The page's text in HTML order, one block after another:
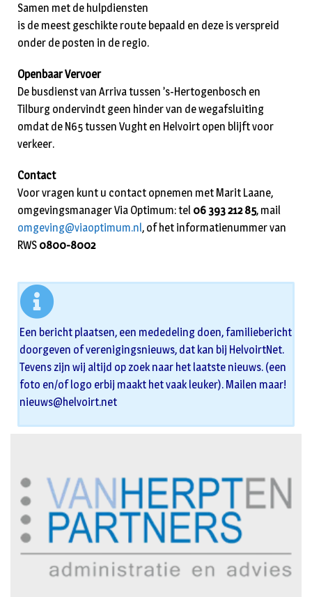
Samen met de hulpdiensten
is de meest geschikte route bepaald en deze is verspreid
onder de posten in de regio.
Openbaar Vervoer
De busdienst van Arriva tussen ’s-Hertogenbosch en
Tilburg ondervindt geen hinder van de wegafsluiting
omdat de N65 tussen Vught en Helvoirt open blijft voor
verkeer.
Contact
Voor vragen kunt u contact opnemen met Marit Laane,
omgevingsmanager Via Optimum: tel 06 393 212 85, mail
omgeving@viaoptimum.nl, of het informatienummer van
RWS 0800-8002
Een bericht plaatsen, een mededeling doen, familiebericht
doorgeven of verenigingsnieuws, dat kan bij HelvoirtNet.
Tevens zijn wij altijd op zoek naar het laatste nieuws. (een
foto en/of logo erbij maakt het vaak leuker). Mailen maar!
nieuws@helvoirt.net